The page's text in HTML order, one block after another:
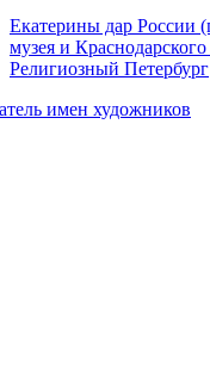
Екатерины дар России
музея и
Религиозный Петербург
имен художников